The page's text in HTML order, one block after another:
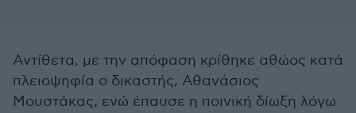
Αντίθετα, με την απόφαση κρίθηκε αθώος κατά
πλειοψηφία ο δικαστής, Αθανάσιος
Μουστάκας, ενώ έπαυσε η ποινική δίωξη λόγω